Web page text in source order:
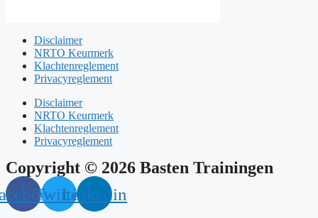
Disclaimer
NRTO Keurmerk
Klachtenreglement
Privacyreglement
Disclaimer
NRTO Keurmerk
Klachtenreglement
Privacyreglement
Copyright © 2026 Basten Trainingen
TwitterLinkedin